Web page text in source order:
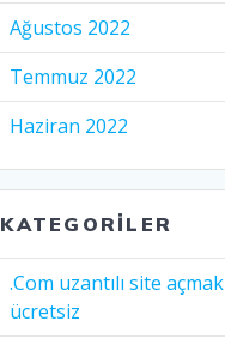
Ağustos 2022
Temmuz 2022
Haziran 2022
KATEGORILER
.Com uzantılı site açmak
ücretsiz